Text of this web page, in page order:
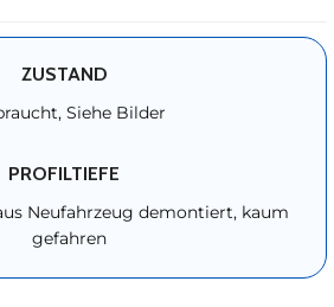
ZUSTAND
Siehe Bilder
PROFILTIEFE
Neufahrzeug demontiert, kaum
gefahren